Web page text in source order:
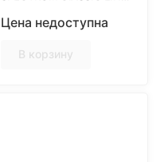
(Десертная вишня)
Цена недоступна
В корзину